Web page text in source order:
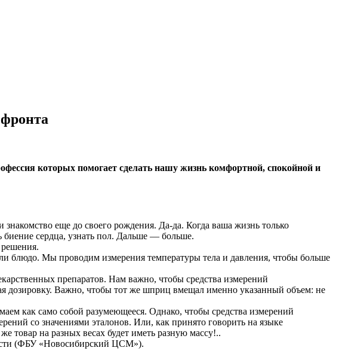
которых помогает сделать нашу жизнь комфортной, спокойной и
еще до своего рождения. Да-да. Когда ваша жизнь только
сердца, узнать пол. Дальше — больше.
блюдо. Мы проводим измерения температуры тела и давления, чтобы больше
препаратов. Нам важно, чтобы средства измерений
дозировку. Важно, чтобы тот же шприц вмещал именно указанный объем: не
как само собой разумеющееся. Однако, чтобы средства измерений
со значениями эталонов. Или, как принято говорить на языке
товар на разных весах будет иметь разную массу!..
(ФБУ «Новосибирский ЦСМ»).